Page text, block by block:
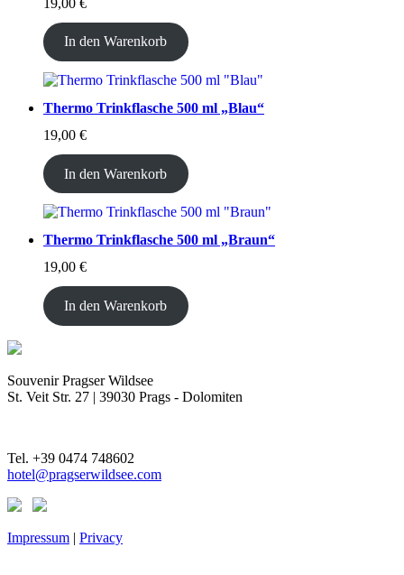
In den Warenkorb
Thermo Trinkflasche 500 ml „Blau“
19,00 €
In den Warenkorb
Thermo Trinkflasche 500 ml „Braun“
19,00 €
In den Warenkorb
Souvenir Pragser Wildsee
St. Veit Str. 27 | 39030 Prags - Dolomiten
Tel. +39 0474 748602
hotel@pragserwildsee.com
Impressum | Privacy